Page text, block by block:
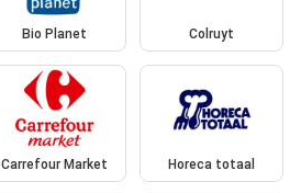
Bio Planet Colruyt
Carrefour Market Horeca totaal